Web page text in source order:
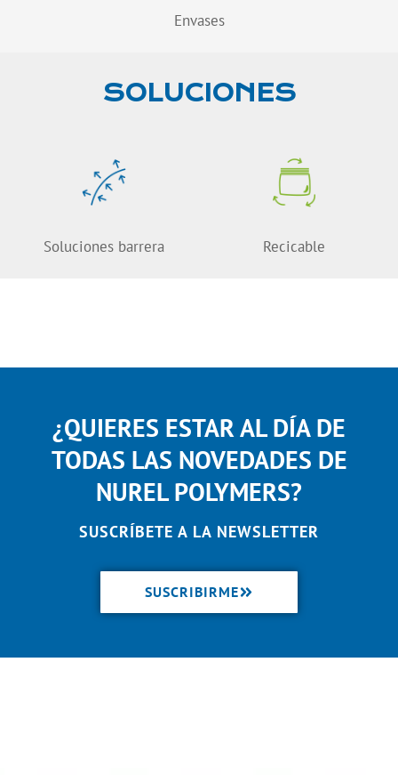
Envases
SOLUCIONES
Soluciones barrera Recicable
¿QUIERES ESTAR AL DÍA DE
TODAS LAS NOVEDADES DE
NUREL POLYMERS?
SUSCRÍBETE A LA NEWSLETTER
SUSCRIBIRME